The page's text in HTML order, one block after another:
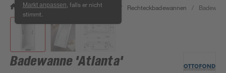
Markt anpassen , falls er nicht
stimmt.
/ Bad & Sanitär / Badewannen / Rechteckbadewannen /
Badewanne 'Atlanta'